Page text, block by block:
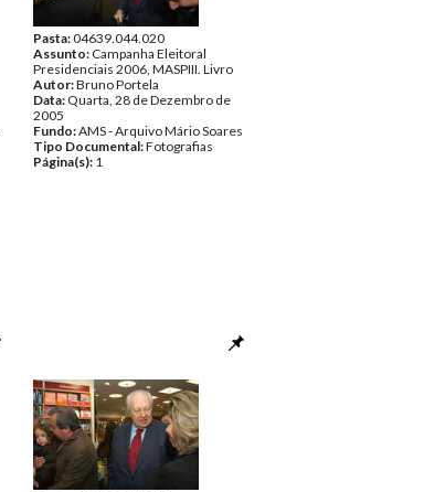
Pasta:04639.044.020
Assunto: Campanha Eleitoral
Presidenciais 2006, MASPIII. Livro
Autor:Bruno Portela
Data: Quarta, 28 de Dezembro de
2005
Fundo:AMS - Arquivo Mário Soares
Tipo Documental:Fotografias
Página(s): 1